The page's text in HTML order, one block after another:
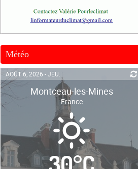
Météo
AOÛT 6, 2026 - JEU.
Montceau-les-Mines
France